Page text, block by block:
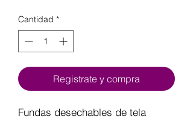
Cantidad *
Registrate y compra
Fundas desechables de tela